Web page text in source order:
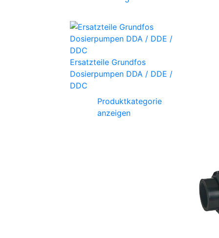
Ersatzteile Grundfos
Dosierpumpen DDA / DDE /
DDC
Produktkategorie
anzeigen